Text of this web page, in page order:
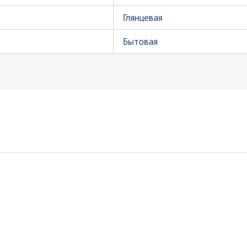
Глянцевая
Бытовая